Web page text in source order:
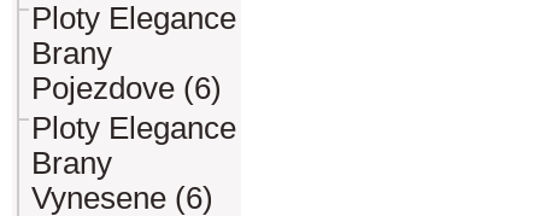
Ploty Elegance
Brany
Pojezdove (6)
Ploty Elegance
Brany
Vynesene (6)